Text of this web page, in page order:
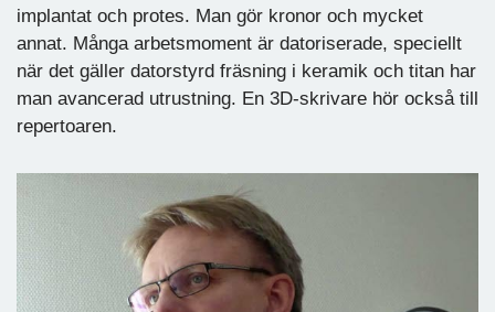
implantat och protes. Man gör kronor och mycket
annat. Många arbetsmoment är datoriserade, speciellt
när det gäller datorstyrd fräsning i keramik och titan har
man avancerad utrustning. En 3D-skrivare hör också till
repertoaren.